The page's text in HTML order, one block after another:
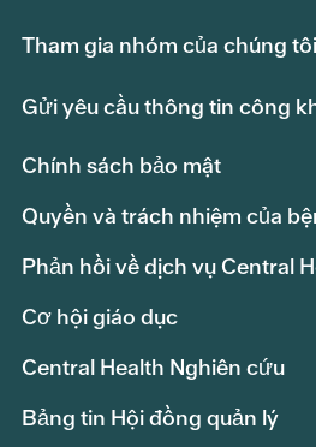
Tham gia nhóm của chúng tôi
Gửi yêu cầu thông tin công
Chính sách bảo mật
Quyền và trách nhiệm của
Phản hồi về dịch vụ Central
Cơ hội giáo dục
Central Health Nghiên cứu
Bảng tin Hội đồng quản lý